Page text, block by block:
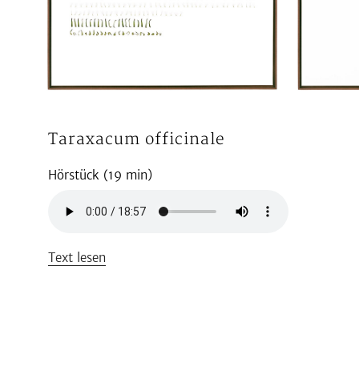
Taraxacum officinale
Hörstück (19 min)
Text lesen